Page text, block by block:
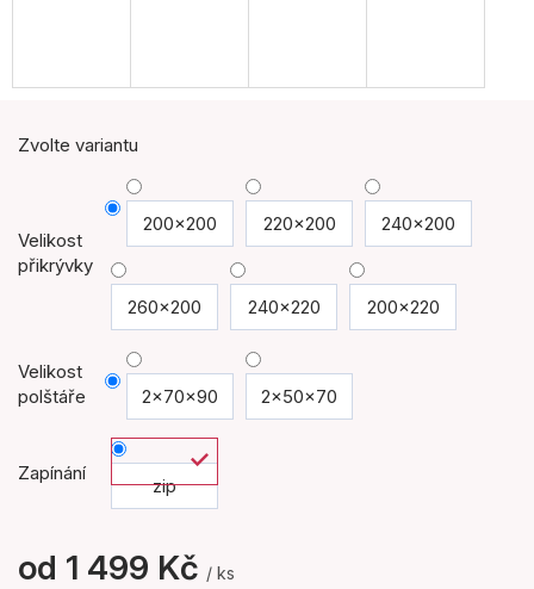
Zvolte variantu
Velikost
přikrývky
200x200 220x200 240x200
260x200 240x220 200x220
Velikost
polštáře
2x70x90 2x50x70
Zapínání
zip
od 1 499 Kč / ks